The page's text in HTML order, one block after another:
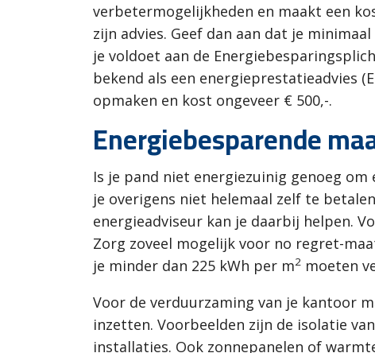
verbetermogelijkheden en maakt een
zijn advies. Geef dan aan dat je
je voldoet aan de
bekend als een energieprestatieadvies
opmaken en kost ongeveer € 500,-.
Energiebesparende
Is je pand niet energiezuinig genoeg
je overigens niet helemaal zelf te
energieadviseur kan je daarbij helpen.
Zorg zoveel mogelijk voor no regret-
je minder dan 225 kWh per m2 moeten
Voor de verduurzaming van je kantoor
inzetten. Voorbeelden zijn de isolatie
installaties. Ook zonnepanelen of